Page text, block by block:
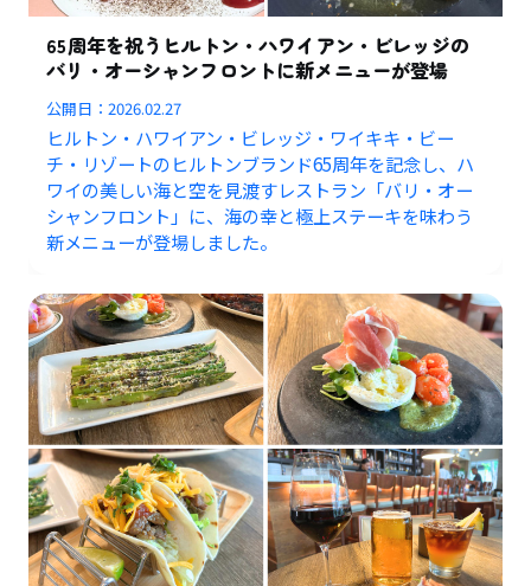
65周年を祝うヒルトン・ハワイアン・ビレッジの
バリ・オーシャンフロントに新メニューが登場
公開日：2026.02.27
ヒルトン・ハワイアン・ビレッジ・ワイキキ・ビー
チ・リゾートのヒルトンブランド65周年を記念し、ハ
ワイの美しい海と空を見渡すレストラン「バリ・オー
シャンフロント」に、海の幸と極上ステーキを味わう
新メニューが登場しました。